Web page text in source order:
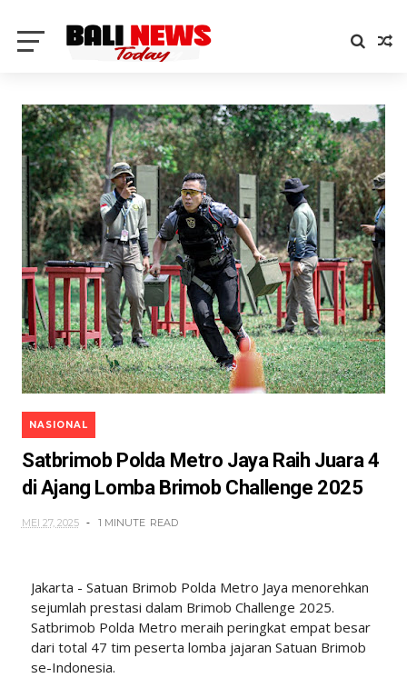
NASIONAL
Satbrimob Polda Metro Jaya Raih Juara 4
di Ajang Lomba Brimob Challenge 2025
MEI 27, 2025 1 MINUTE READ
Jakarta - Satuan Brimob Polda Metro Jaya menorehkan
sejumlah prestasi dalam Brimob Challenge 2025.
Satbrimob Polda Metro meraih peringkat empat besar
dari total 47 tim peserta lomba jajaran Satuan Brimob
se-Indonesia.